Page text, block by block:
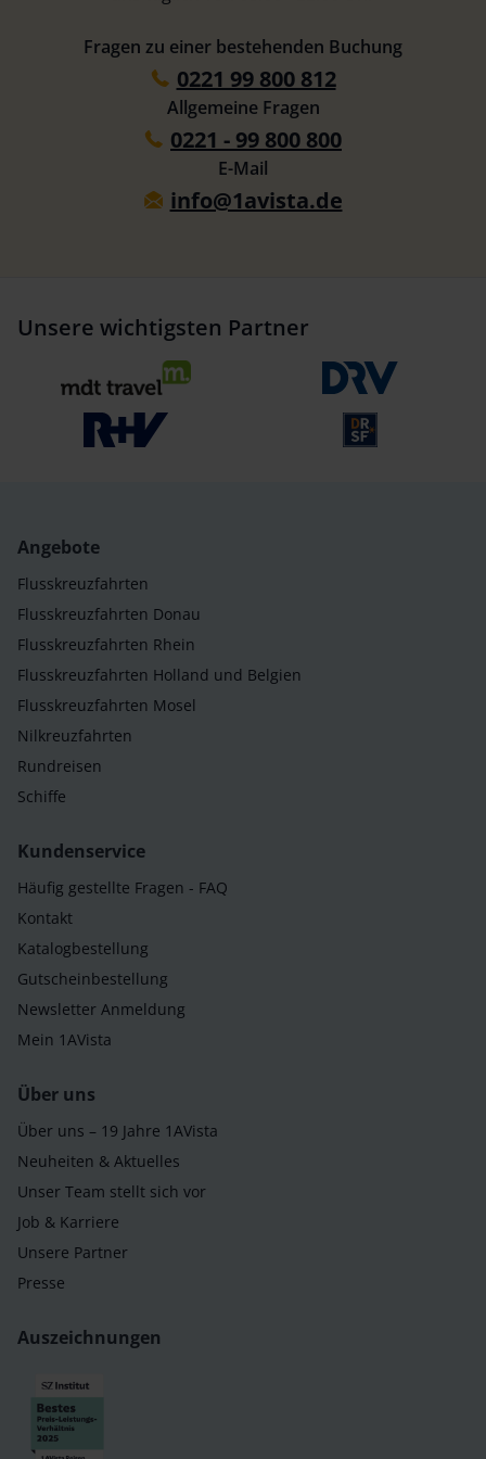
Fragen zu einer bestehenden Buchung
0221 99 800 812
Allgemeine Fragen
0221 - 99 800 800
E-Mail
info@1avista.de
Unsere wichtigsten Partner
Angebote
Flusskreuzfahrten
Flusskreuzfahrten Donau
Flusskreuzfahrten Rhein
Flusskreuzfahrten Holland und Belgien
Flusskreuzfahrten Mosel
Nilkreuzfahrten
Rundreisen
Schiffe
Kundenservice
Häufig gestellte Fragen - FAQ
Kontakt
Katalogbestellung
Gutscheinbestellung
Newsletter Anmeldung
Mein 1AVista
Über uns
Über uns – 19 Jahre 1AVista
Neuheiten & Aktuelles
Unser Team stellt sich vor
Job & Karriere
Unsere Partner
Presse
Auszeichnungen